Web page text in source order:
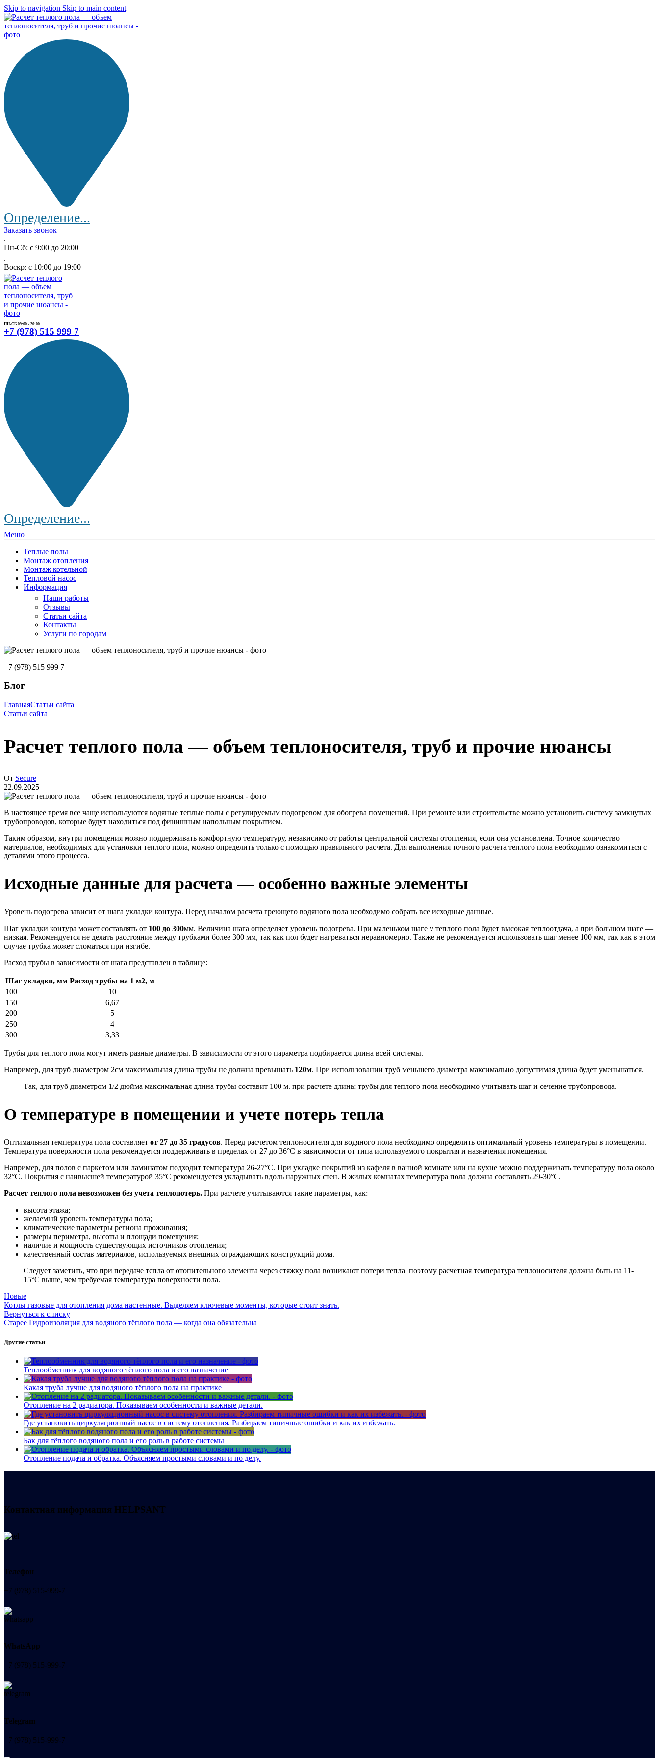
Skip to navigation Skip to main content
Определение...
Заказать звонок
.
Пн-Сб: с 9:00 до 20:00
.
Воскр: с 10:00 до 19:00
ПН-СБ 09:00 - 20:00
+7 (978) 515 999 7
Определение...
Меню
Теплые полы
Монтаж отопления
Монтаж котельной
Тепловой насос
Информация
Наши работы
Отзывы
Статьи сайта
Контакты
Услуги по городам
+7 (978) 515 999 7
Блог
ГлавнаяСтатьи сайта
Статьи сайта
Расчет теплого пола — объем теплоносителя, труб и прочие нюансы
От Secure
22.09.2025
В настоящее время все чаще используются водяные теплые полы с регулируемым подогревом для обогрева помещений. При ремонте или строительстве можно установить систему замкнутых
трубопроводов, которые будут находиться под финишным напольным покрытием.
Таким образом, внутри помещения можно поддерживать комфортную температуру, независимо от работы центральной системы отопления, если она установлена. Точное количество
материалов, необходимых для установки теплого пола, можно определить только с помощью правильного расчета. Для выполнения точного расчета теплого пола необходимо ознакомиться с
деталями этого процесса.
Исходные данные для расчета — особенно важные элементы
Уровень подогрева зависит от шага укладки контура. Перед началом расчета греющего водяного пола необходимо собрать все исходные данные.
Шаг укладки контура может составлять от 100 до 300мм. Величина шага определяет уровень подогрева. При маленьком шаге у теплого пола будет высокая теплоотдача, а при большом шаге —
низкая. Рекомендуется не делать расстояние между трубками более 300 мм, так как пол будет нагреваться неравномерно. Также не рекомендуется использовать шаг менее 100 мм, так как в этом
случае трубка может сломаться при изгибе.
Расход трубы в зависимости от шага представлен в таблице:
Шаг укладки, мм Расход трубы на 1 м2, м
100
10
150
6,67
200
5
250
4
300
3,33
Трубы для теплого пола могут иметь разные диаметры. В зависимости от этого параметра подбирается длина всей системы.
Например, для труб диаметром 2см максимальная длина трубы не должна превышать 120м. При использовании труб меньшего диаметра максимально допустимая длина будет уменьшаться.
Так, для труб диаметром 1/2 дюйма максимальная длина трубы составит 100 м. при расчете длины трубы для теплого пола необходимо учитывать шаг и сечение трубопровода.
О температуре в помещении и учете потерь тепла
Оптимальная температура пола составляет от 27 до 35 градусов. Перед расчетом теплоносителя для водяного пола необходимо определить оптимальный уровень температуры в помещении.
Температура поверхности пола рекомендуется поддерживать в пределах от 27 до 36°C в зависимости от типа используемого покрытия и назначения помещения.
Например, для полов с паркетом или ламинатом подходит температура 26-27°C. При укладке покрытий из кафеля в ванной комнате или на кухне можно поддерживать температуру пола около
32°C. Покрытия с наивысшей температурой 35°C рекомендуется укладывать вдоль наружных стен. В жилых комнатах температура пола должна составлять 29-30°C.
Расчет теплого пола невозможен без учета теплопотерь. При расчете учитываются такие параметры, как:
высота этажа;
желаемый уровень температуры пола;
климатические параметры региона проживания;
размеры периметра, высоты и площади помещения;
наличие и мощность существующих источников отопления;
качественный состав материалов, используемых внешних ограждающих конструкций дома.
Следует заметить, что при передаче тепла от отопительного элемента через стяжку пола возникают потери тепла. поэтому расчетная температура теплоносителя должна быть на 11-
15°C выше, чем требуемая температура поверхности пола.
Новые
Котлы газовые для отопления дома настенные. Выделяем ключевые моменты, которые стоит знать.
Вернуться к списку
Старее Гидроизоляция для водяного тёплого пола — когда она обязательна
Другие статьи
Теплообменник для водяного тёплого пола и его назначение
Какая труба лучше для водяного тёплого пола на практике
Отопление на 2 радиатора. Показываем особенности и важные детали.
Где установить циркуляционный насос в систему отопления. Разбираем типичные ошибки и как их избежать.
Бак для тёплого водяного пола и его роль в работе системы
Отопление подача и обратка. Объясняем простыми словами и по делу.
Контактная информация HELPSANT
Телефон
+7 (978) 515-999-7
WhatsApp
+7 (978) 515-999-7
Telegram
+7 (978) 515-999-7